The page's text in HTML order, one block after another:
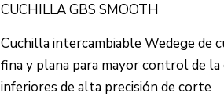
CUCHILLA GBS SMOOTH
Cuchilla intercambiable Wedege de
fina y plana para mayor control de
inferiores de alta precisión de corte